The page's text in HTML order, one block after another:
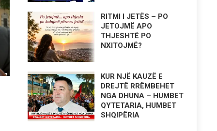
RITMI I JETËS – PO
JETOJMË APO
THJESHTË PO
NXITOJMË?
KUR NJË KAUZË E
DREJTË RRËMBEHET
NGA DHUNA – HUMBET
QYTETARIA, HUMBET
SHQIPËRIA